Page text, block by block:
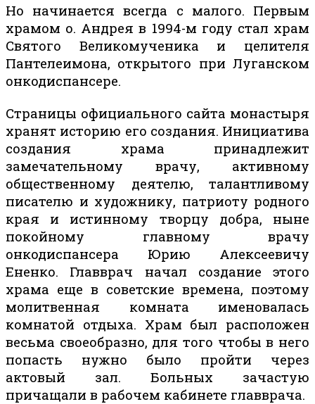
Но начинается всегда с малого. Первым
храмом о. Андрея в 1994-м году стал храм
Святого Великомученика и целителя
Пантелеимона, открытого при Луганском
онкодиспансере.
Страницы официального сайта монастыря
хранят историю его создания. Инициатива
создания храма принадлежит
замечательному врачу, активному
общественному деятелю, талантливому
писателю и художнику, патриоту родного
края и истинному творцу добра, ныне
покойному главному врачу
онкодиспансера Юрию Алексеевичу
Ененко. Главврач начал создание этого
храма еще в советские времена, поэтому
молитвенная комната именовалась
комнатой отдыха. Храм был расположен
весьма своеобразно, для того чтобы в него
попасть нужно было пройти через
актовый зал. Больных зачастую
причащали в рабочем кабинете главврача.